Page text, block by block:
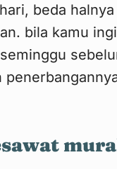
beda
bila kamu